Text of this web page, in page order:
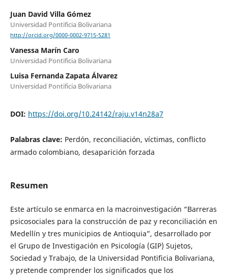
Juan David Villa Gómez
Universidad Pontificia Bolivariana
http://orcid.org/0000-0002-9715-5281
Vanessa Marín Caro
Universidad Pontificia Bolivariana
Luisa Fernanda Zapata Álvarez
Universidad Pontificia Bolivariana
DOI: https://doi.org/10.24142/raju.v14n28a7
Palabras clave: Perdón, reconciliación, víctimas, conflicto
armado colombiano, desaparición forzada
Resumen
Este artículo se enmarca en la macroinvestigación “Barreras
psicosociales para la construcción de paz y reconciliación en
Medellín y tres municipios de Antioquia”, desarrollado por
el Grupo de Investigación en Psicología (GIP) Sujetos,
Sociedad y Trabajo, de la Universidad Pontificia Bolivariana,
y pretende comprender los significados que los